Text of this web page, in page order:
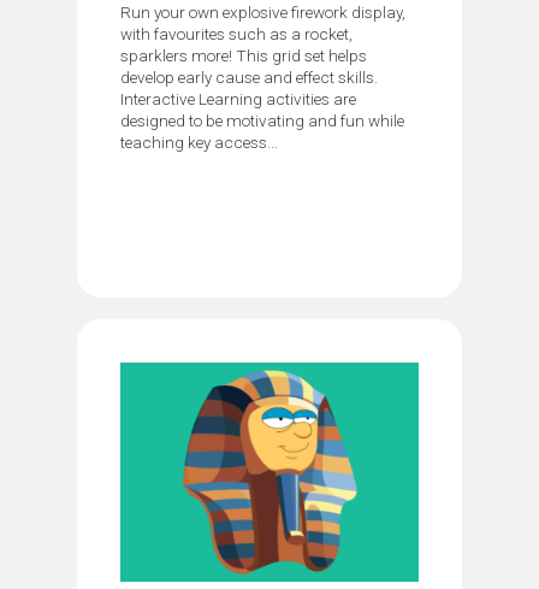
Run your own explosive firework display,
with favourites such as a rocket,
sparklers more! This grid set helps
develop early cause and effect skills.
Interactive Learning activities are
designed to be motivating and fun while
teaching key access...